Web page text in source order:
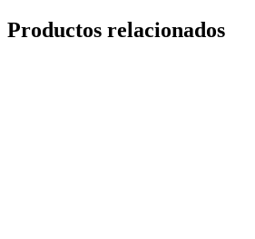
Productos relacionados